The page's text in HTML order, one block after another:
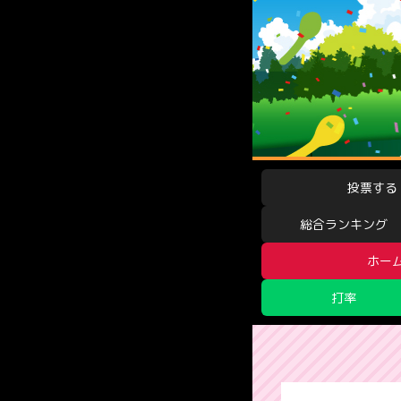
投票する
総合ランキング
ホー
打率